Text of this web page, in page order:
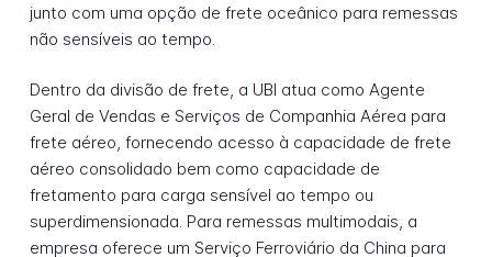
junto com uma opção de frete oceânico para remessas
não sensíveis ao tempo.
Dentro da divisão de frete, a UBI atua como Agente
Geral de Vendas e Serviços de Companhia Aérea para
frete aéreo, fornecendo acesso à capacidade de frete
aéreo consolidado bem como capacidade de
fretamento para carga sensível ao tempo ou
superdimensionada. Para remessas multimodais, a
empresa oferece um Serviço Ferroviário da China para